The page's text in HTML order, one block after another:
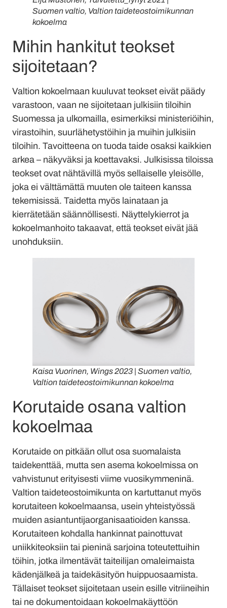
Suomen valtio, Valtion taideteostoimikunnan
kokoelma
Mihin hankitut teokset
sijoitetaan?
Valtion kokoelmaan kuuluvat teokset eivät päädy
varastoon, vaan ne sijoitetaan julkisiin tiloihin
Suomessa ja ulkomailla, esimerkiksi ministeriöihin,
virastoihin, suurlähetystöihin ja muihin julkisiin
tiloihin. Tavoitteena on tuoda taide osaksi kaikkien
arkea – näkyväksi ja koettavaksi. Julkisissa tiloissa
teokset ovat nähtävillä myös sellaiselle yleisölle,
joka ei välttämättä muuten ole taiteen kanssa
tekemisissä. Taidetta myös lainataan ja
kierrätetään säännöllisesti. Näyttelykierrot ja
kokoelmanhoito takaavat, että teokset eivät jää
unohduksiin.
Kaisa Vuorinen, Wings 2023 | Suomen valtio,
Valtion taideteostoimikunnan kokoelma
Korutaide osana valtion
kokoelmaa
Korutaide on pitkään ollut osa suomalaista
taidekenttää, mutta sen asema kokoelmissa on
vahvistunut erityisesti viime vuosikymmeninä.
Valtion taideteostoimikunta on kartuttanut myös
korutaiteen kokoelmaansa, usein yhteistyössä
muiden asiantuntijaorganisaatioiden kanssa.
Korutaiteen kohdalla hankinnat painottuvat
uniikkiteoksiin tai pieninä sarjoina toteutettuihin
töihin, jotka ilmentävät taiteilijan omaleimaista
kädenjälkeä ja taidekäsityön huippuosaamista.
Tällaiset teokset sijoitetaan usein esille vitriineihin
tai ne dokumentoidaan kokoelmakäyttöön